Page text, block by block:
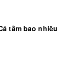
tầm bao nhiêu